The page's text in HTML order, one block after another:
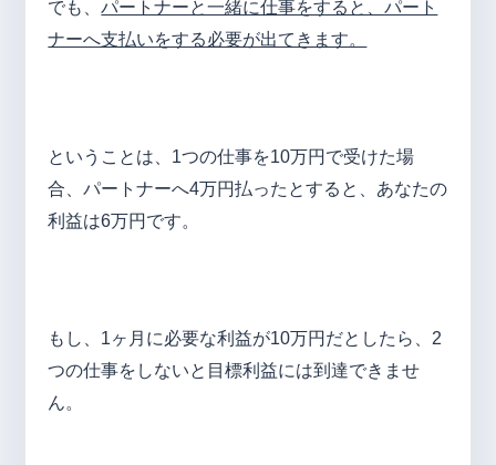
でも、パートナーと一緒に仕事をすると、パート
ナーへ支払いをする必要が出てきます。
ということは、1つの仕事を10万円で受けた場
合、パートナーへ4万円払ったとすると、あなたの
利益は6万円です。
もし、1ヶ月に必要な利益が10万円だとしたら、2
つの仕事をしないと目標利益には到達できませ
ん。